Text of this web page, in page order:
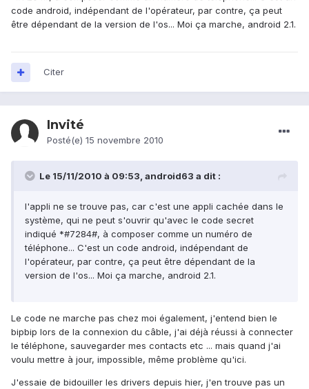
code android, indépendant de l'opérateur, par contre, ça peut
être dépendant de la version de l'os... Moi ça marche, android 2.1.
Citer
Invité
Posté(e) 15 novembre 2010
Le 15/11/2010 à 09:53, android63 a dit :
l'appli ne se trouve pas, car c'est une appli cachée dans le
système, qui ne peut s'ouvrir qu'avec le code secret
indiqué *#7284#, à composer comme un numéro de
téléphone... C'est un code android, indépendant de
l'opérateur, par contre, ça peut être dépendant de la
version de l'os... Moi ça marche, android 2.1.
Le code ne marche pas chez moi également, j'entend bien le
bipbip lors de la connexion du câble, j'ai déjà réussi à connecter
le téléphone, sauvegarder mes contacts etc ... mais quand j'ai
voulu mettre à jour, impossible, même problème qu'ici.
J'essaie de bidouiller les drivers depuis hier, j'en trouve pas un